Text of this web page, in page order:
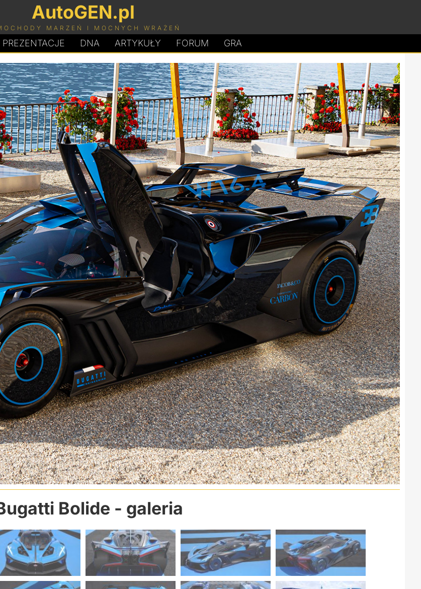
AutoGEN.pl
MARZEŃ I MOCNYCH WRAŻEŃ
PREZENTACJE DNA ARTYKUŁY FORUM GRA
Bolide - galeria